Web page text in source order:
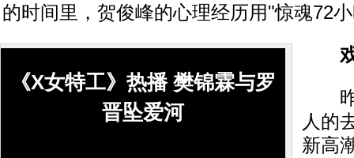
的时间里，贺俊峰的心理经历用"惊魂72
《X女特工》热播 樊锦霖与罗
晋坠爱河
昨
人的
新高